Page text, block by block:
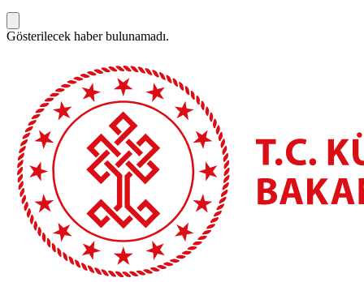
Gösterilecek haber bulunamadı.